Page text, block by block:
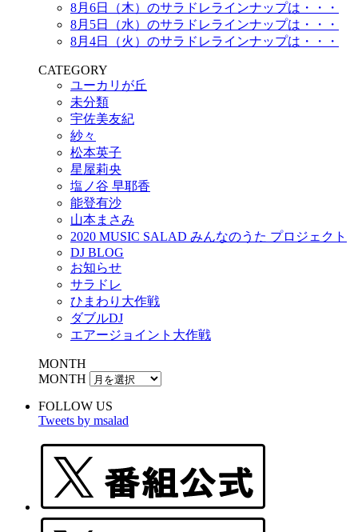
8月6日（木）のサラドレラインナップは・・・
8月5日（水）のサラドレラインナップは・・・
8月4日（火）のサラドレラインナップは・・・
CATEGORY
ユーカリが丘
未分類
宇佐美友紀
紗々
松本英子
星屋莉央
塩ノ谷 早耶香
能登有沙
山本まさみ
2020 MUSIC SALAD みんなのうた プロジェクト
DJ BLOG
お知らせ
サラドレ
ひまわり大作戦
ダブルDJ
エアージョイント大作戦
MONTH
MONTH
FOLLOW US
Tweets by msalad